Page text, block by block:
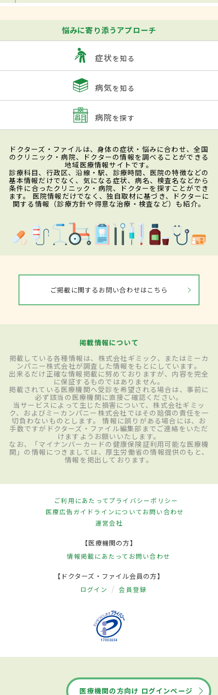
悩みに寄り添うアプローチ
症状を知る
病気を知る
病院を探す
ドクターズ・ファイルは、身体の症状・悩みに合わせ、全国
のクリニック・病院、ドクターの情報を調べることができる
地域医療情報サイトです。
診療科目、行政区、沿線・駅、診療時間、医院の特徴などの
基本情報だけでなく、気になる症状、病名、検査名などから
条件に合ったクリニック・病院、ドクターを探すことができ
ます。 医院情報だけでなく、独自取材に基づき、ドクターに
関する情報（診療方針や得意な治療・検査など）も紹介。
ご掲載に関するお問い合わせはこちら
掲載情報について
掲載している各種情報は、株式会社ギミック、またはミーカ
ンパニー株式会社が調査した情報をもとにしています。
出来るだけ正確な情報掲載に努めておりますが、内容を完全
に保証するものではありません。
掲載されている医療機関へ受診を希望される場合は、事前に
必ず該当の医療機関に直接ご確認ください。
当サービスによって生じた損害について、株式会社ギミッ
ク、およびミーカンパニー株式会社ではその賠償の責任を一
切負わないものとします。 情報に誤りがある場合には、お
手数ですがドクターズ・ファイル編集部までご連絡をいただ
けますようお願いいたします。
なお、「マイナンバーカードの健康保険証利用可能な医療機
関」の情報につきましては、厚生労働省の情報提供のもと、
情報を掲出しております。
ご利用にあたってプライバシーポリシー
医療広告ガイドラインについてお問い合わせ
運営会社
【医療機関の方】
情報掲載にあたって お問い合わせ
【ドクターズ・ファイル会員の方】
ログイン 会員登録
医療機関の方向け ログインページ